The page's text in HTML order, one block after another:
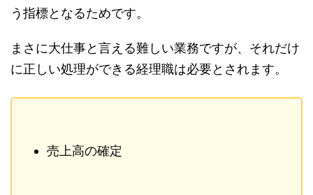
う指標となるためです。
まさに大仕事と言える難しい業務ですが、それだけ
に正しい処理ができる経理職は必要とされます。
売上高の確定